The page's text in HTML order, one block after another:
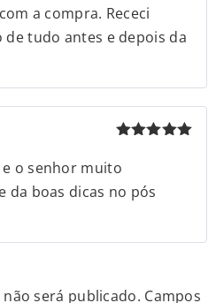
de 5
a compra. Receci
de tudo antes e depois da
de 5
o senhor muito
da boas dicas no pós
será publicado. Campos